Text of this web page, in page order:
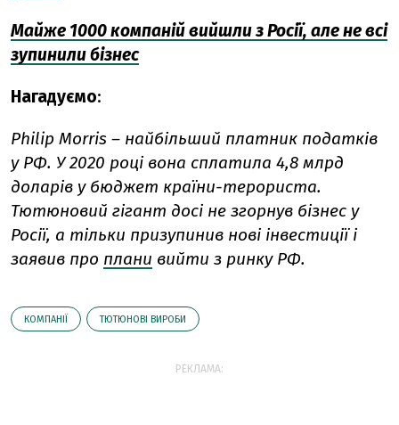
Майже 1000 компаній вийшли з Росії, але не всі
зупинили бізнес
Нагадуємо:
Philip Morris – найбільший платник податків
у РФ. У 2020 році вона сплатила 4,8 млрд
доларів у бюджет країни-терориста.
Тютюновий гігант досі не згорнув бізнес у
Росії, а тільки призупинив нові інвестиції і
заявив про плани вийти з ринку РФ.
КОМПАНІЇ ТЮТЮНОВІ ВИРОБИ
РЕКЛАМА: